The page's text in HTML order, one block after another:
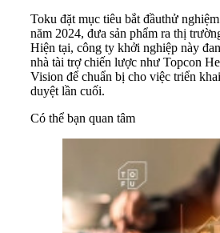
Toku đặt mục tiêu bắt đầuthử
năm 2024, đưa sản phẩm ra thị
Hiện tại, công ty khởi nghiệp này
nhà tài trợ chiến lược như Topcon
Vision để chuẩn bị cho việc triển
duyệt lần cuối.
Có thể bạn quan tâm